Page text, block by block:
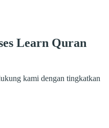
Learn Quran
kami dengan tingkatkan